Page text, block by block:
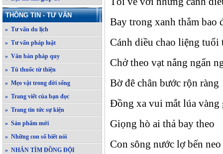
THÔNG TIN - TƯ VẤN
» Tư vấn du lịch
» Tư vấn pháp luật
» Văn bản pháp quy
» Tủ thuốc từ thiện
» Mẹo vặt trong đời sống
» Trang viết của bạn đọc
» Trang tin tức sự kiện
» Sản phẩm mới
» Những con số biết nói
» NHẮN TÌM ĐỒNG ĐỘI
Bay trong xanh thẳm bao
Cánh diều chao liệng tuổi
Chở theo vạt nắng ngẩn
Bờ đê chân bước rộn ràng
Đồng xa vui mắt lúa vàng
Giọng hò ai thả bay theo
Con sông nước lợ bến